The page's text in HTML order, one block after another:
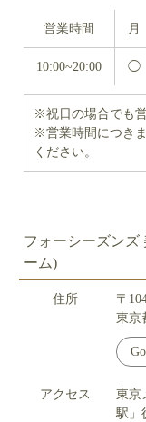
営業時間 月
10:00~20:00 ◯
※祝日の場合でも
※営業時間につき
ください。
フォーシーズンズ
ーム)
住所
〒
東京
アクセス
東京
駅」